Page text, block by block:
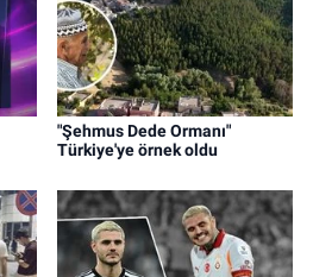
"Şehmus Dede Ormanı"
Türkiye'ye örnek oldu